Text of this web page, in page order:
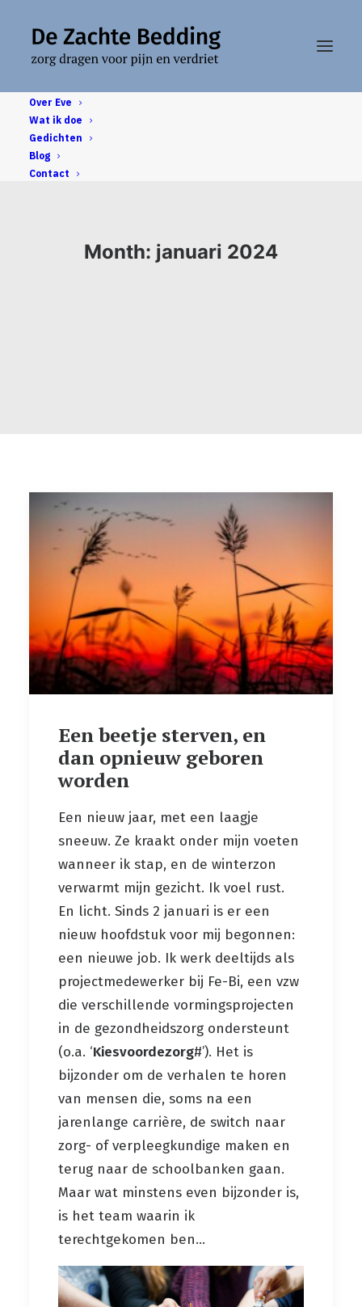
Over Eve
Wat ik doe
Gedichten
Blog
Contact
Month: januari 2024
Een beetje sterven, en
dan opnieuw geboren
worden
Een nieuw jaar, met een laagje
sneeuw. Ze kraakt onder mijn voeten
wanneer ik stap, en de winterzon
verwarmt mijn gezicht. Ik voel rust.
En licht. Sinds 2 januari is er een
nieuw hoofdstuk voor mij begonnen:
een nieuwe job. Ik werk deeltijds als
projectmedewerker bij Fe-Bi, een vzw
die verschillende vormingsprojecten
in de gezondheidszorg ondersteunt
(o.a. ‘Kiesvoordezorg#’). Het is
bijzonder om de verhalen te horen
van mensen die, soms na een
jarenlange carrière, de switch naar
zorg- of verpleegkundige maken en
terug naar de schoolbanken gaan.
Maar wat minstens even bijzonder is,
is het team waarin ik
terechtgekomen ben…